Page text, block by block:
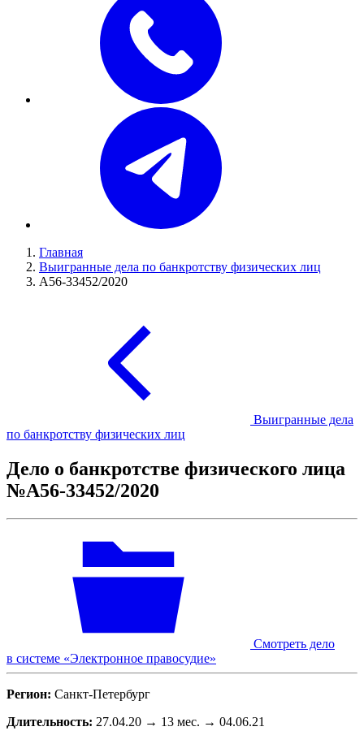
Главная
Выигранные дела по банкротству физических лиц
А56-33452/2020
Выигранные дела
по банкротству физических лиц
Дело о банкротстве физического лица
№А56-33452/2020
Смотреть дело
в системе «Электронное правосудие»
Регион: Санкт-Петербург
Длительность: 27.04.20 → 13 мес. → 04.06.21